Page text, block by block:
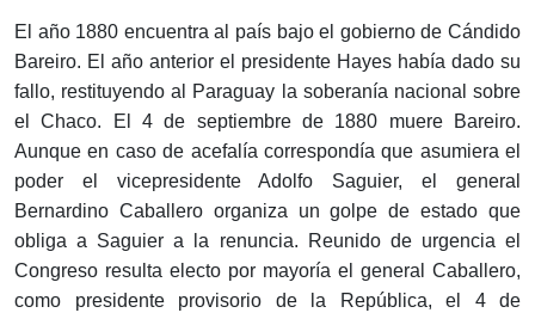
El año 1880 encuentra al país bajo el gobierno de Cándido
Bareiro. El año anterior el presidente Hayes había dado su
fallo, restituyendo al Paraguay la soberanía nacional sobre
el Chaco. El 4 de septiembre de 1880 muere Bareiro.
Aunque en caso de acefalía correspondía que asumiera el
poder el vicepresidente Adolfo Saguier, el general
Bernardino Caballero organiza un golpe de estado que
obliga a Saguier a la renuncia. Reunido de urgencia el
Congreso resulta electo por mayoría el general Caballero,
como presidente provisorio de la República, el 4 de